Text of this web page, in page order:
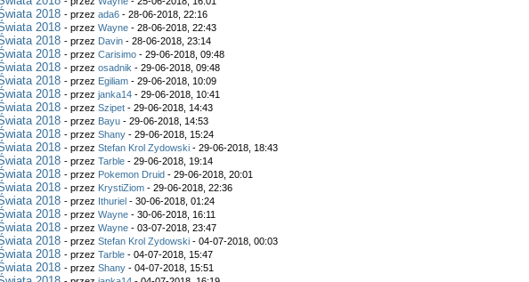
2018 - przezada6 - 28-06-2018, 22:16
2018 - przezWayne - 28-06-2018, 22:43
2018 - przez Davin - 28-06-2018, 23:14
2018 - przezCarisimo - 29-06-2018, 09:48
2018 - przezosadnik - 29-06-2018, 09:48
2018 - przez Egiliam - 29-06-2018, 10:09
2018 - przezjanka14 - 29-06-2018, 10:41
2018 - przezSzipet - 29-06-2018, 14:43
2018 - przez Bayu - 29-06-2018, 14:53
2018 - przezShany - 29-06-2018, 15:24
2018 - przezStefan Krol Zydowski - 29-06-2018, 18:43
2018 - przezTarble - 29-06-2018, 19:14
2018 - przez Pokemon Druid - 29-06-2018, 20:01
2018 - przez KrystiZiom - 29-06-2018, 22:36
2018 - przez Ithuriel - 30-06-2018, 01:24
2018 - przezWayne - 30-06-2018, 16:11
2018 - przezWayne - 03-07-2018, 23:47
2018 - przezStefan Krol Zydowski - 04-07-2018, 00:03
2018 - przezTarble - 04-07-2018, 15:47
2018 - przezShany - 04-07-2018, 15:51